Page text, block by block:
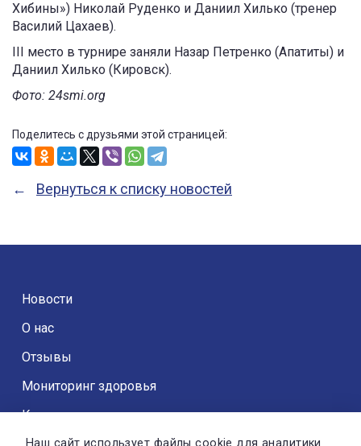
Хибины») Николай Руденко и Даниил Хилько (тренер
Василий Цахаев).
III место в турнире заняли Назар Петренко (Апатиты) и
Даниил Хилько (Кировск).
Фото: 24smi.org
Поделитесь с друзьями этой страницей:
Вернуться к списку новостей
Новости
О нас
Отзывы
Мониторинг здоровья
Контакты